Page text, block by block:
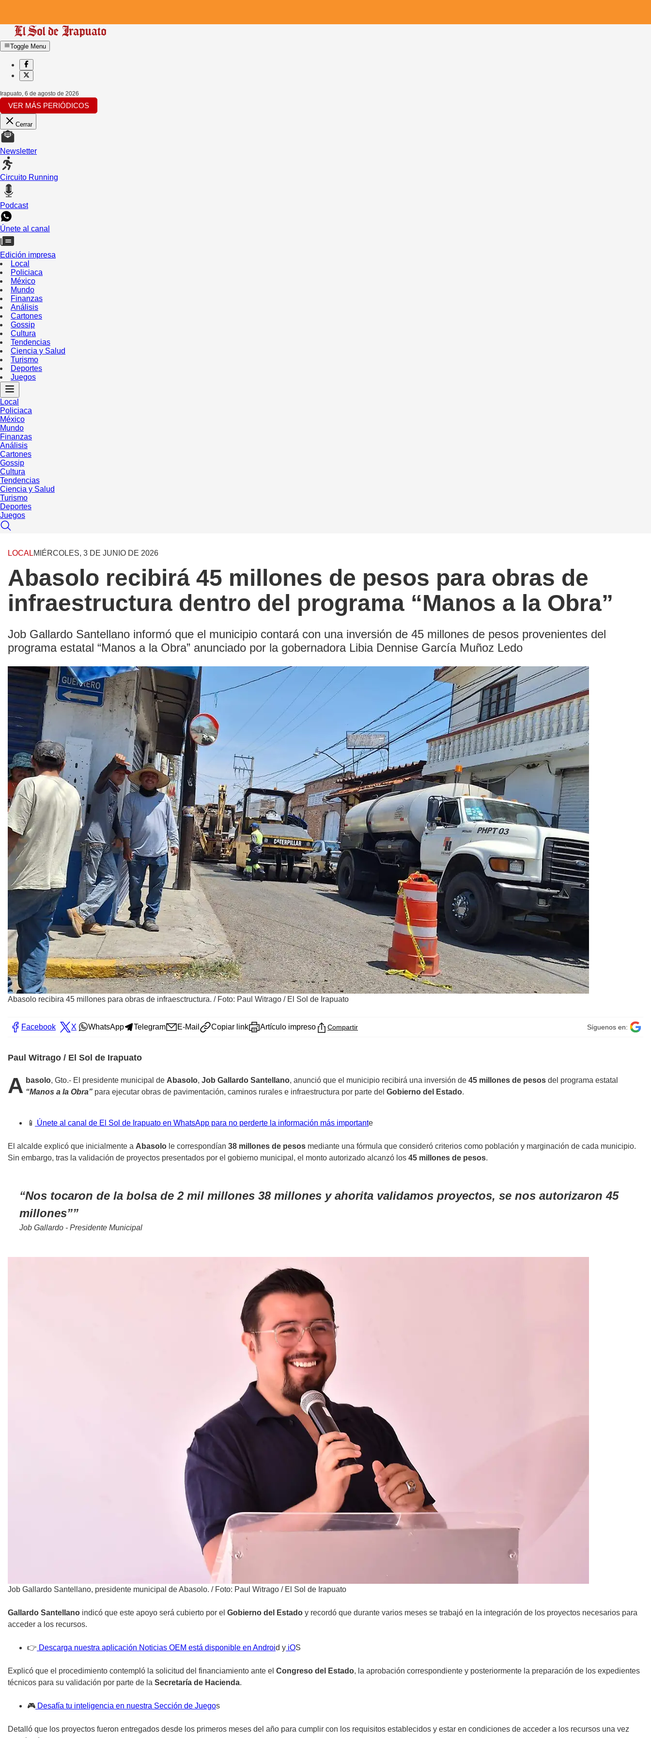
Toggle Menu
Irapuato, 6 de agosto de 2026
VER MÁS PERIÓDICOS
Cerrar
Newsletter
Circuito Running
Podcast
Únete al canal
Edición impresa
Local
Policiaca
México
Mundo
Finanzas
Análisis
Cartones
Gossip
Cultura
Tendencias
Ciencia y Salud
Turismo
Deportes
Juegos
Local
Policiaca
México
Mundo
Finanzas
Análisis
Cartones
Gossip
Cultura
Tendencias
Ciencia y Salud
Turismo
Deportes
Juegos
LOCALMIÉRCOLES, 3 DE JUNIO DE 2026
Abasolo recibirá 45 millones de pesos para obras de
infraestructura dentro del programa “Manos a la Obra”
Job Gallardo Santellano informó que el municipio contará con una inversión de 45 millones de pesos provenientes del
programa estatal “Manos a la Obra” anunciado por la gobernadora Libia Dennise García Muñoz Ledo
Abasolo recibira 45 millones para obras de infraesctructura. / Foto: Paul Witrago / El Sol de Irapuato
Facebook X WhatsApp Telegram E-Mail Copiar link Artículo impreso Compartir Síguenos en:
Paul Witrago / El Sol de Irapuato
A basolo, Gto.- El presidente municipal de Abasolo, Job Gallardo Santellano, anunció que el municipio recibirá una inversión de 45 millones de pesos del programa estatal
“Manos a la Obra” para ejecutar obras de pavimentación, caminos rurales e infraestructura por parte del Gobierno del Estado.
📱 Únete al canal de El Sol de Irapuato en WhatsApp para no perderte la información más importante
El alcalde explicó que inicialmente a Abasolo le correspondían 38 millones de pesos mediante una fórmula que consideró criterios como población y marginación de cada municipio.
Sin embargo, tras la validación de proyectos presentados por el gobierno municipal, el monto autorizado alcanzó los 45 millones de pesos.
Nos tocaron de la bolsa de 2 mil millones 38 millones y ahorita validamos proyectos, se nos autorizaron 45
millones”
Job Gallardo - Presidente Municipal
Job Gallardo Santellano, presidente municipal de Abasolo. / Foto: Paul Witrago / El Sol de Irapuato
Gallardo Santellano indicó que este apoyo será cubierto por el Gobierno del Estado y recordó que durante varios meses se trabajó en la integración de los proyectos necesarios para
acceder a los recursos.
👉 Descarga nuestra aplicación Noticias OEM está disponible en Android y iOS
Explicó que el procedimiento contempló la solicitud del financiamiento ante el Congreso del Estado, la aprobación correspondiente y posteriormente la preparación de los expedientes
técnicos para su validación por parte de la Secretaría de Hacienda.
🎮 Desafía tu inteligencia en nuestra Sección de Juegos
Detalló que los proyectos fueron entregados desde los primeros meses del año para cumplir con los requisitos establecidos y estar en condiciones de acceder a los recursos una vez